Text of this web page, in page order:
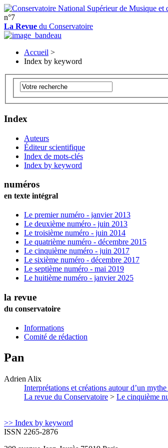
n°7
La Revue du Conservatoire
Accueil >
Index by keyword
Index
Auteurs
Éditeur scientifique
Index de mots-clés
Index by keyword
numéros
en texte intégral
Le premier numéro - janvier 2013
Le deuxième numéro - juin 2013
Le troisième numéro - juin 2014
Le quatrième numéro - décembre 2015
Le cinquième numéro - juin 2017
Le sixième numéro - décembre 2017
Le septième numéro - mai 2019
Le huitième numéro - janvier 2025
la revue
du conservatoire
Informations
Comité de rédaction
Pan
Adrien Alix
Interprétations et créations autour d’un
La revue du Conservatoire > Le cinquième
>> Index by keyword
ISSN 2265-2876